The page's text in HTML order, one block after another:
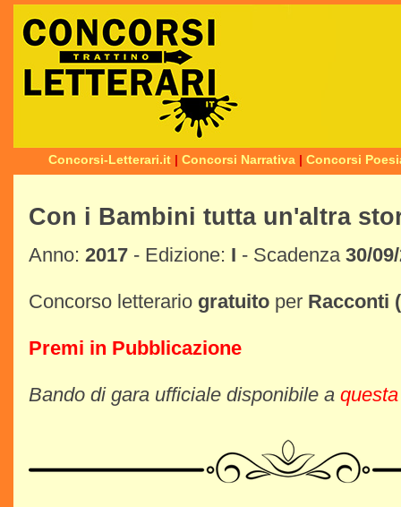
Concorsi-Letterari.it | Concorsi Narrativa | Concorsi
Con i Bambini tutta un'altra
Anno: 2017 - Edizione: I - Scadenza 30/
Concorso letterario gratuito per Racconti
Premi in Pubblicazione
Bando di gara ufficiale disponibile a